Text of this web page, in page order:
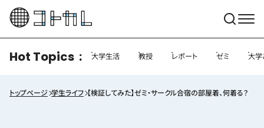
Hot Topics 大学生活 教授 レポート ゼミ 大学
トップページ 学生ライフ 【検証してみた】ゼミ・サークル合宿の部屋着、何着る？